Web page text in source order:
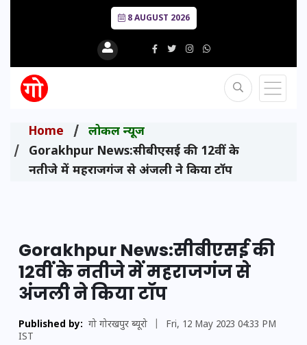
8 AUGUST 2026
Home
लोकल न्यूज
Gorakhpur News:सीबीएसई की 12वीं के
नतीजे में महराजगंज से अंजली ने किया टॉप
Gorakhpur News:सीबीएसई की
12वीं के नतीजे में महराजगंज से
अंजली ने किया टॉप
Published by: गो गोरखपुर ब्यूरो
Fri, 12 May 2023 04:33 PM
IST